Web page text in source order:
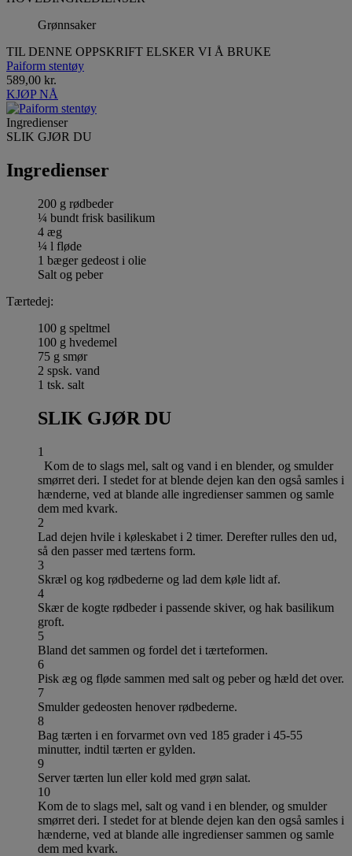
Grønnsaker
TIL DENNE OPPSKRIFT ELSKER VI Å BRUKE
Paiform stentøy
589,00 kr.
KJØP NÅ
Ingredienser
SLIK GJØR DU
Ingredienser
200 g rødbeder
¼ bundt frisk basilikum
4 æg
¼ l fløde
1 bæger gedeost i olie
Salt og peber
Tærtedej:
100 g speltmel
100 g hvedemel
75 g smør
2 spsk. vand
1 tsk. salt
SLIK GJØR DU
1
Kom de to slags mel, salt og vand i en blender, og smulder
smørret deri. I stedet for at blende dejen kan den også samles i
hænderne, ved at blande alle ingredienser sammen og samle
dem med kvark.
2
Lad dejen hvile i køleskabet i 2 timer. Derefter rulles den ud,
så den passer med tærtens form.
3
Skræl og kog rødbederne og lad dem køle lidt af.
4
Skær de kogte rødbeder i passende skiver, og hak basilikum
groft.
5
Bland det sammen og fordel det i tærteformen.
6
Pisk æg og fløde sammen med salt og peber og hæld det over.
7
Smulder gedeosten henover rødbederne.
8
Bag tærten i en forvarmet ovn ved 185 grader i 45-55
minutter, indtil tærten er gylden.
9
Server tærten lun eller kold med grøn salat.
10
Kom de to slags mel, salt og vand i en blender, og smulder
smørret deri. I stedet for at blende dejen kan den også samles i
hænderne, ved at blande alle ingredienser sammen og samle
dem med kvark.